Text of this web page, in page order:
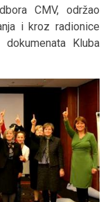
CMV, održao
i kroz radionice
Kluba